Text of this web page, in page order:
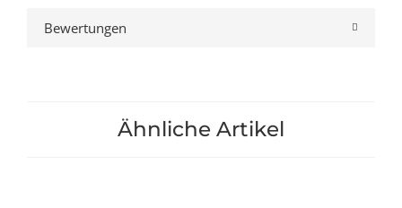
Bewertungen
Ähnliche Artikel